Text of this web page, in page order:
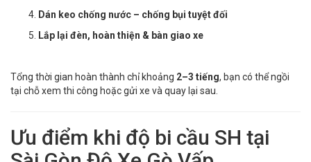
Dán keo chống nước – chống bụi tuyệt đối
Lắp lại đèn, hoàn thiện & bàn giao xe
Tổng thời gian hoàn thành chỉ khoảng 2–3 tiếng, bạn có thể ngồi
tại chỗ xem thi công hoặc gửi xe và quay lại sau.
Ưu điểm khi độ bi cầu SH tại